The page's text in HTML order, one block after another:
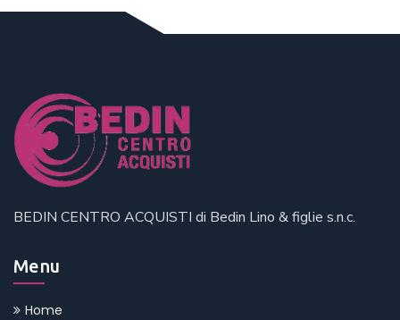
BEDIN CENTRO ACQUISTI di Bedin Lino & figlie s.n.c.
Menu
Home